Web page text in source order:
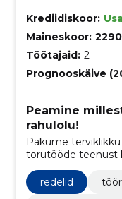
Krediidiskoor:
Maineskoor: 2290
Töötajaid: 2
Prognooskäive
Peamine
rahulolu!
Pakume
torutööde teenust
renditööriistadega.
redelid